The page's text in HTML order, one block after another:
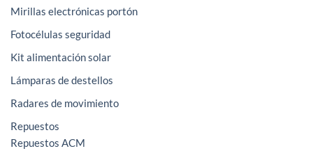
Mirillas electrónicas portón
Fotocélulas seguridad
Kit alimentación solar
Lámparas de destellos
Radares de movimiento
Repuestos
Repuestos ACM